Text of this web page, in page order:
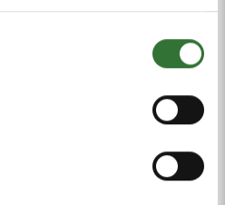
at vi står godt
og udvikle vores
kan blive ved med at